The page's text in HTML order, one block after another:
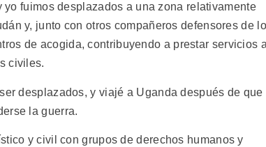
fuimos desplazados a una zona relativamente
y, junto con otros compañeros defensores de
de acogida, contribuyendo a prestar servicios
civiles.
desplazados, y viajé a Uganda después de que
la guerra.
y civil con grupos de derechos humanos y